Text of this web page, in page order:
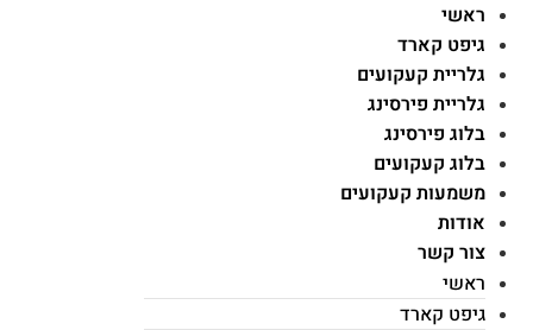
ראשי
גיפט קארד
גלריית קעקועים
גלריית פירסינג
בלוג פירסינג
בלוג קעקועים
משמעות קעקועים
אודות
צור קשר
ראשי
גיפט קארד